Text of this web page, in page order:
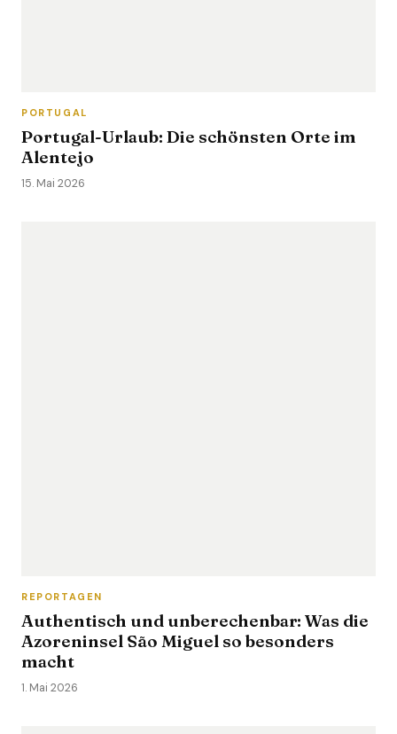
PORTUGAL
Portugal-Urlaub: Die schönsten Orte im
Alentejo
15. Mai 2026
REPORTAGEN
Authentisch und unberechenbar: Was die
Azoreninsel São Miguel so besonders
macht
1. Mai 2026